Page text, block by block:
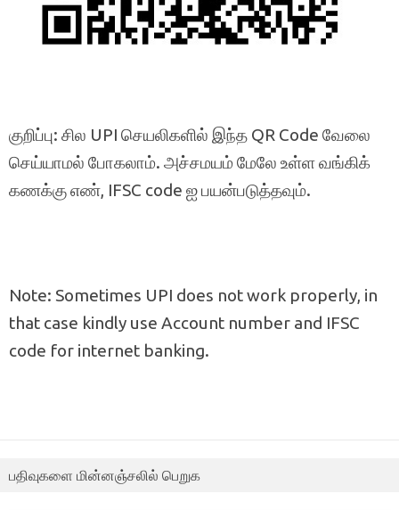
குறிப்பு: சில UPI செயலிகளில் இந்த QR Code வேலை
செய்யாமல் போகலாம். அச்சமயம் மேலே உள்ள வங்கிக்
கணக்கு எண், IFSC code ஐ பயன்படுத்தவும்.
Note: Sometimes UPI does not work properly, in
that case kindly use Account number and IFSC
code for internet banking.
பதிவுகளை மின்னஞ்சலில் பெறுக